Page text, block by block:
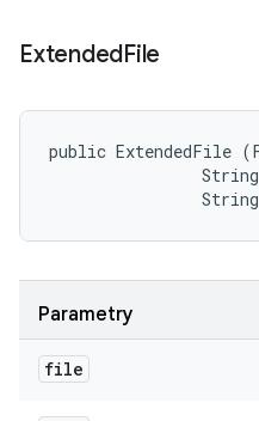
ExtendedFile
public ExtendedFile
Parametry
file